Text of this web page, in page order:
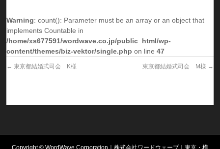
Warning: count(): Parameter must be an array or an object that
implements Countable in
/home/xs677591/wordwave.co.jp/public_html/wp-
content/themes/biz-vektor/single.php on line47
← 東京都結婚式司会 K様 東京都結婚式司会 M様 →
Copyright © WordWave Corporation｜株式会社ワードウェーブ｜東京・横